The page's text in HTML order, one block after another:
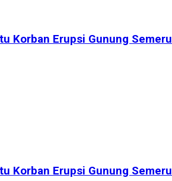
Korban Erupsi Gunung Semeru
Korban Erupsi Gunung Semeru